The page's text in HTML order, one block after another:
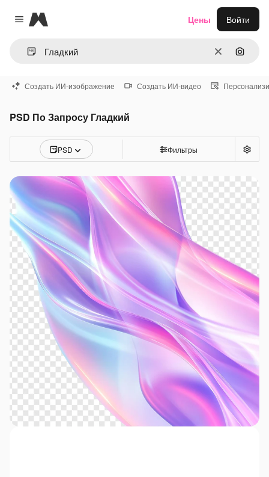
Close menu
Magnific
ОчиститьПоиск
Цены Войти
Создать ИИ-изображение Создать ИИ-видео
PSD По Запросу Гладкий
PSD Фильтры